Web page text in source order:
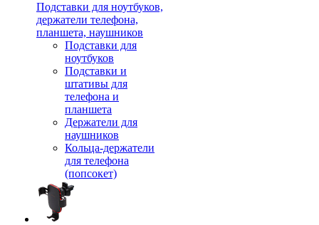
Подставки для ноутбуков,
держатели телефона,
планшета, наушников
Подставки для
ноутбуков
Подставки и
штативы для
телефона и
планшета
Держатели для
наушников
Кольца-держатели
для телефона
(попсокет)